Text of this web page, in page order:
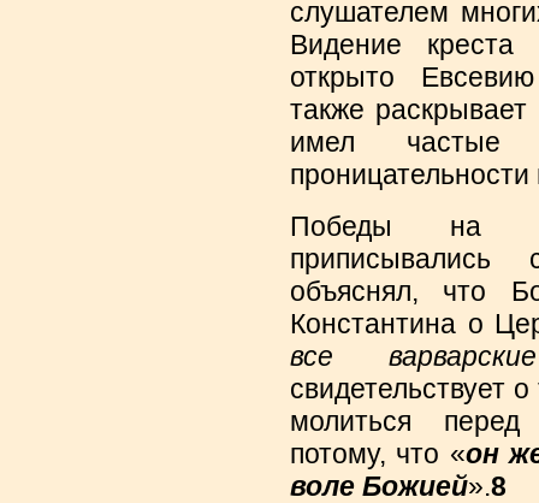
слушателем
Видение
открыто
также
имел
Победы на
объяснял, что
Константина о
все
свидетельствует
молиться
потому, что «он
воле Божией».8